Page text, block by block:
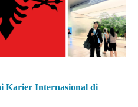
Karier Internasional di